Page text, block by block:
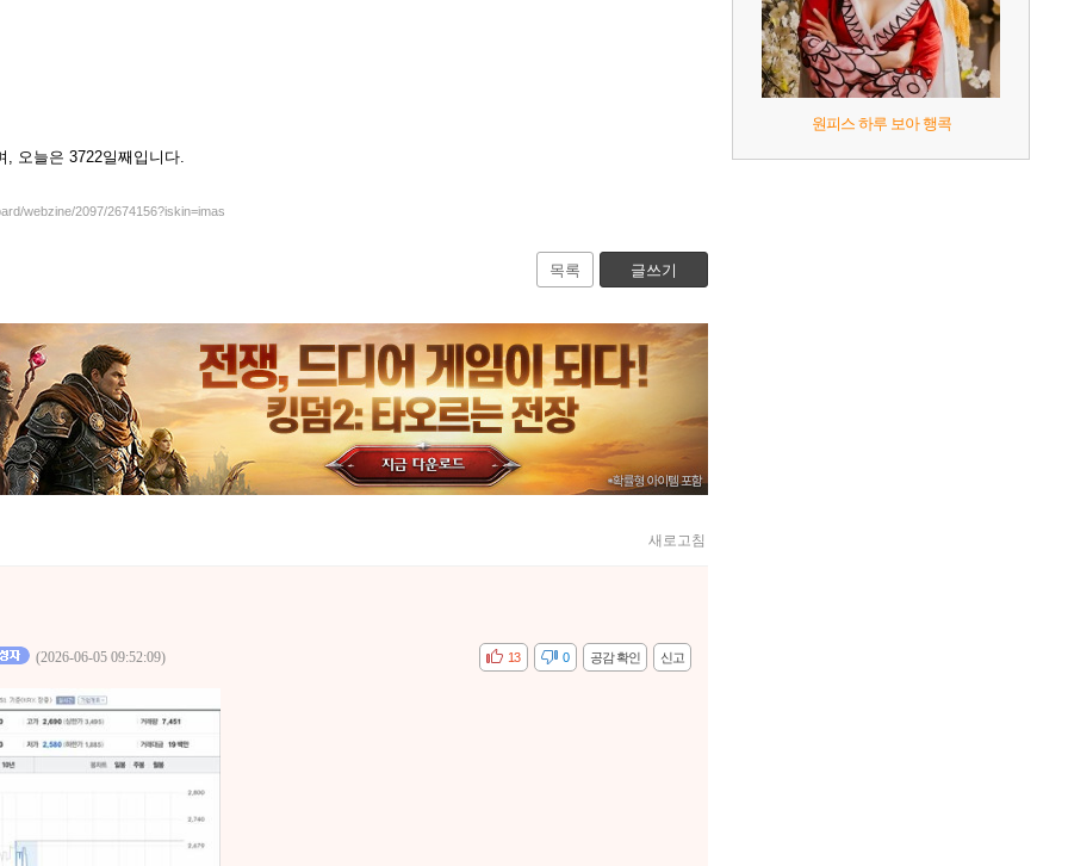
, 오늘은 3722일째입니다.
webzine/2097/2674156?iskin=imas
목록 글쓰기
새로고침
(2026-06-05 09:52:09) 신고
공감 확인
비공감 0
13
원피스 하루 보아 행콕